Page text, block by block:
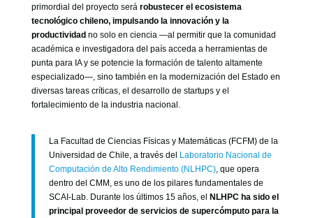
primordial del proyecto será robustecer el ecosistema
tecnológico chileno, impulsando la innovación y la
productividad no solo en ciencia —al permitir que la comunidad
académica e investigadora del país acceda a herramientas de
punta para IA y se potencie la formación de talento altamente
especializado—, sino también en la modernización del Estado en
diversas tareas críticas, el desarrollo de startups y el
fortalecimiento de la industria nacional.
La Facultad de Ciencias Físicas y Matemáticas (FCFM) de la
Universidad de Chile, a través del
Laboratorio Nacional de
Computación de Alto Rendimiento (NLHPC), que opera
dentro del CMM, es uno de los pilares fundamentales de
SCAI-Lab. Durante los últimos 15 años, el
NLHPC ha sido el
principal proveedor de servicios de supercómputo para la